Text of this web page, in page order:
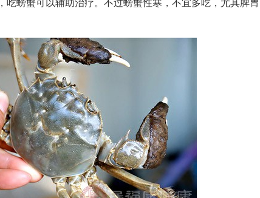
吃螃蟹可以辅助治疗。不过螃蟹性寒，不宜多吃，尤其脾胃